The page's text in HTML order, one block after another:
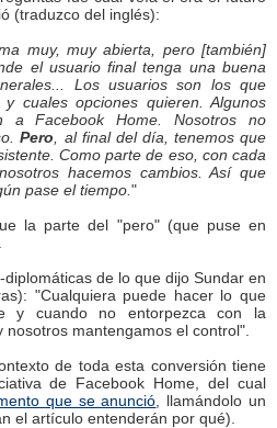
(traduzco del inglés):
muy, muy abierta, pero [también]
el usuario final tenga una buena
Los usuarios son los que
cuales opciones quieren. Algunos
a Facebook Home. Nosotros no
Pero , al final del día, tenemos que
Como parte de eso, con cada
hacemos cambios. Así que
pase el tiempo. "
la parte del "pero" (que puse en
de lo que dijo Sundar en
"Cualquiera puede hacer lo que
y cuando no entorpezca con la
mantengamos el control".
de toda esta conversión tiene
de Facebook Home, del cual
que se anunció , llamándolo un
el artículo entenderán por qué).